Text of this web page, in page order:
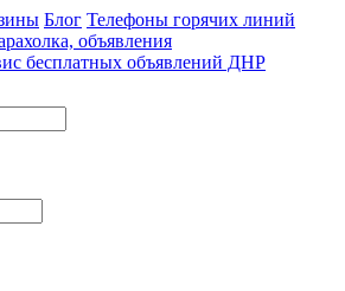
Блог Телефоны горячих линий
объявления